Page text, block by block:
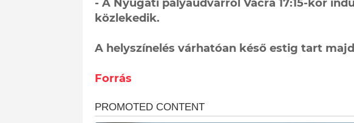
- A Nyugati pályaudvarról Vácra 17:15-kor
közlekedik.
A helyszínelés várhatóan késő estig tart
Forrás